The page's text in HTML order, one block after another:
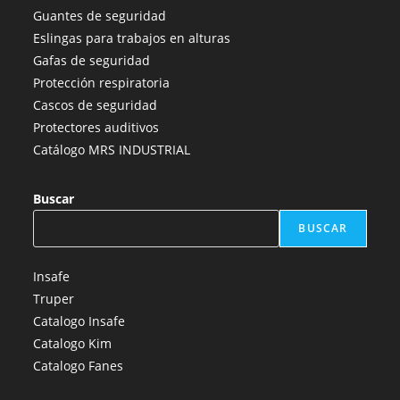
nueva
pestaña
una
pestaña
una
nueva
pestaña
Guantes de seguridad
Eslingas para trabajos en alturas
Gafas de seguridad
Protección respiratoria
Cascos de seguridad
Protectores auditivos
Catálogo MRS INDUSTRIAL
Buscar
BUSCAR
Insafe
Truper
Catalogo Insafe
Catalogo Kim
Catalogo Fanes